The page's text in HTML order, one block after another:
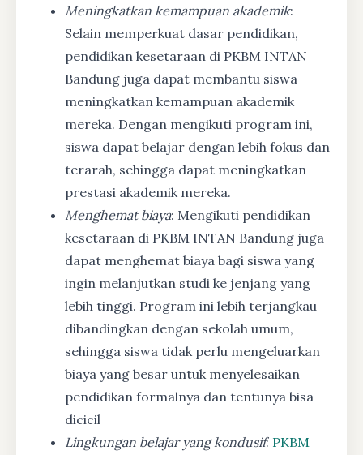
Meningkatkan kemampuan akademik:
Selain memperkuat dasar pendidikan,
pendidikan kesetaraan di PKBM INTAN
Bandung juga dapat membantu siswa
meningkatkan kemampuan akademik
mereka. Dengan mengikuti program ini,
siswa dapat belajar dengan lebih fokus dan
terarah, sehingga dapat meningkatkan
prestasi akademik mereka.
Menghemat biaya: Mengikuti pendidikan
kesetaraan di PKBM INTAN Bandung juga
dapat menghemat biaya bagi siswa yang
ingin melanjutkan studi ke jenjang yang
lebih tinggi. Program ini lebih terjangkau
dibandingkan dengan sekolah umum,
sehingga siswa tidak perlu mengeluarkan
biaya yang besar untuk menyelesaikan
pendidikan formalnya dan tentunya bisa
dicicil
Lingkungan belajar yang kondusif: PKBM